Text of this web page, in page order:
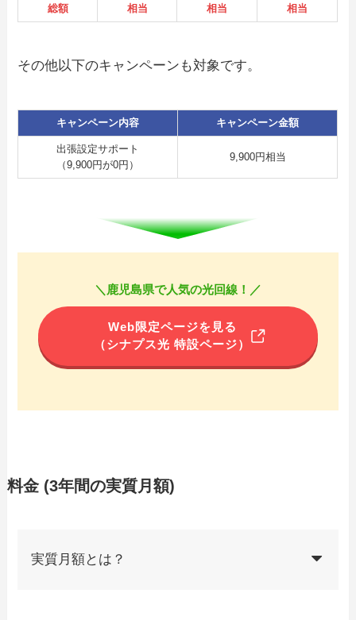
総額
相当
相当
相当
その他以下のキャンペーンも対象です。
キャンペーン内容 キャンペーン金額
出張設定サポート
（9,900円が0円）
9,900円相当
＼鹿児島県で人気の光回線！／
Web限定ページを見る
（シナプス光 特設ページ）
料金 (3年間の実質月額)
実質月額とは？